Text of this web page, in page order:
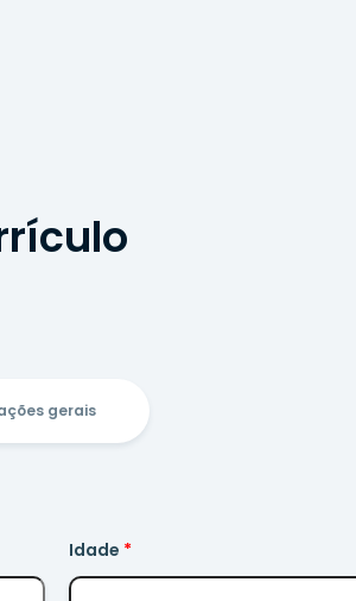
gerais
Idade